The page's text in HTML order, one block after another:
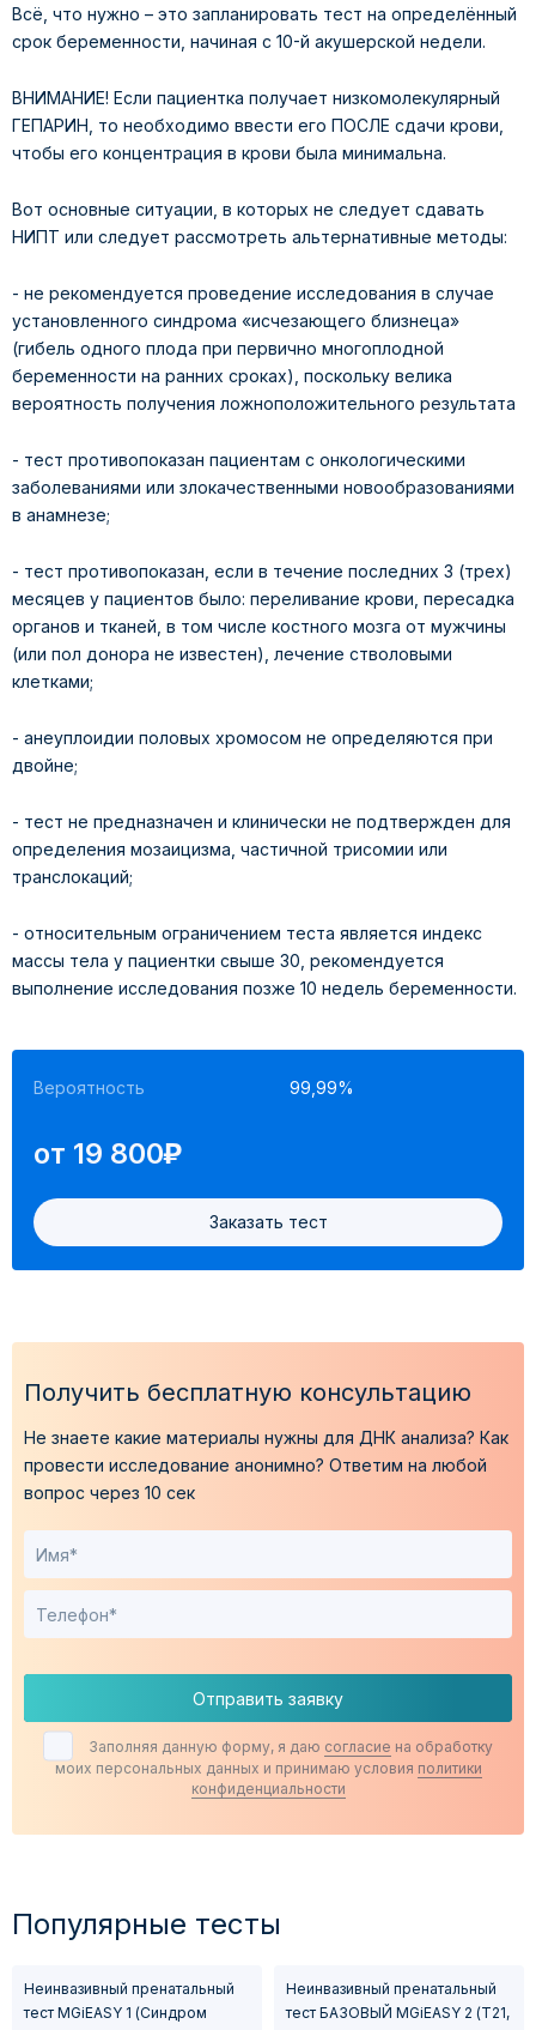
Всё, что нужно – это запланировать тест на определённый
срок беременности, начиная с 10-й акушерской недели.
ВНИМАНИЕ! Если пациентка получает низкомолекулярный
ГЕПАРИН, то необходимо ввести его ПОСЛЕ сдачи крови,
чтобы его концентрация в крови была минимальна.
Вот основные ситуации, в которых не следует сдавать
НИПТ или следует рассмотреть альтернативные методы:
- не рекомендуется проведение исследования в случае
установленного синдрома «исчезающего близнеца»
(гибель одного плода при первично многоплодной
беременности на ранних сроках), поскольку велика
вероятность получения ложноположительного результата
- тест противопоказан пациентам с онкологическими
заболеваниями или злокачественными новообразованиями
в анамнезе;
- тест противопоказан, если в течение последних 3 (трех)
месяцев у пациентов было: переливание крови, пересадка
органов и тканей, в том числе костного мозга от мужчины
(или пол донора не известен), лечение стволовыми
клетками;
- анеуплоидии половых хромосом не определяются при
двойне;
- тест не предназначен и клинически не подтвержден для
определения мозаицизма, частичной трисомии или
транслокаций;
- относительным ограничением теста является индекс
массы тела у пациентки свыше 30, рекомендуется
выполнение исследования позже 10 недель беременности.
Ограничения метода.
Вероятность 99,99%
от 19 800)
Заказать тест
Получить бесплатную консультацию
Не знаете какие материалы нужны для ДНК анализа? Как
провести исследование анонимно? Ответим на любой
вопрос через 10 сек
Отправить заявку
Заполняя данную форму, я даю согласие на обработку
моих персональных данных и принимаю условия политики
конфиденциальности
Популярные тесты
Неинвазивный пренатальный
тест MGiEASY 1 (Синдром
Неинвазивный пренатальный
тест БАЗОВЫЙ MGiEASY 2 (Т21,